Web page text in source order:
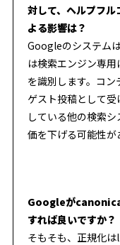
対して、ヘルプフ
よる影響は？
Googleのシステム
は検索エンジン専
を識別します。コ
ゲスト投稿として
している他の検索
価を下げる可能性が
Googleが
すれば良いですか？
そもそも、正規化